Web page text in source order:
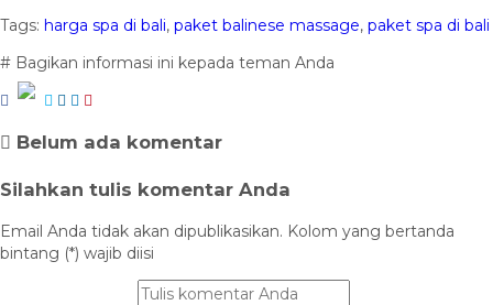
Tags: harga spa di bali, paket balinese massage, paket spa di bali
# Bagikan informasi ini kepada teman Anda
Belum ada komentar
Silahkan tulis komentar Anda
Email Anda tidak akan dipublikasikan. Kolom yang bertanda
bintang (*) wajib diisi